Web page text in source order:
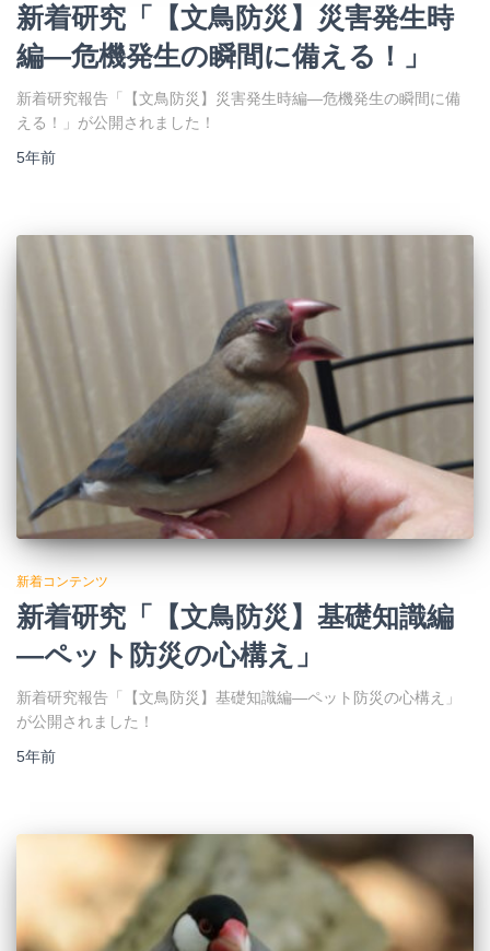
新着研究「【文鳥防災】災害発生時
編―危機発生の瞬間に備える！」
新着研究報告「【文鳥防災】災害発生時編―危機発生の瞬間に備
える！」が公開されました！
5年前
新着コンテンツ
新着研究「【文鳥防災】基礎知識編
―ペット防災の心構え」
新着研究報告「【文鳥防災】基礎知識編―ペット防災の心構え」
が公開されました！
5年前